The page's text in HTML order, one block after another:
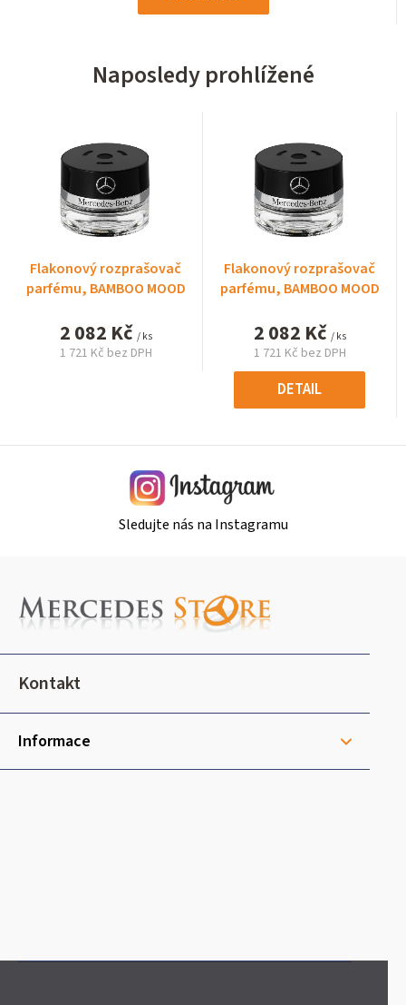
Naposledy prohlížené
Flakonový rozprašovač
parfému, BAMBOO MOOD
2 082 Kč / ks
1 721 Kč bez DPH
Flakonový rozprašovač
parfému, BAMBOO MOOD
2 082 Kč / ks
1 721 Kč bez DPH
Měrná
cena:
DETAIL
Sledujte nás na Instagramu
a
í
Kontakt
Informace